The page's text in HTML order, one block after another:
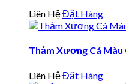
Liên HệĐặt Hàng
Thảm Xương Cá Màu
Liên HệĐặt Hàng